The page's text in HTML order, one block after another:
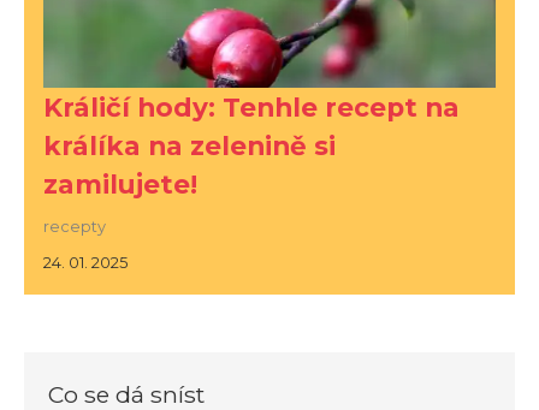
Králičí hody: Tenhle recept na
králíka na zelenině si
zamilujete!
recepty
24. 01. 2025
Co se dá sníst